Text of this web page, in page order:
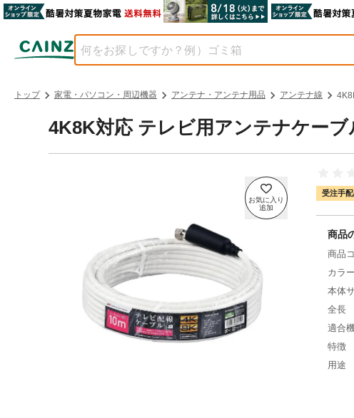
トップ 家電・パソコン・周辺機器 アンテナ・アンテナ用品 アンテナ線
4K8K対応 テレビ用アンテナケー
受注手
商品
商品
カラー
本体
全長
適合
特徴
用途